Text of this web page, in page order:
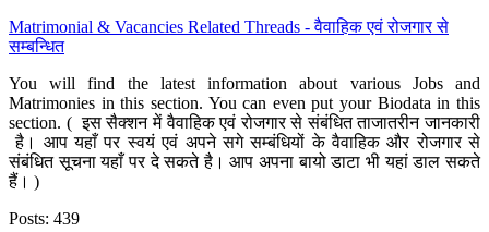
Matrimonial & Vacancies Related Threads - वैवाहिक एवं रोजगार से
सम्बन्धित
You will find the latest information about various Jobs and
Matrimonies in this section. You can even put your Biodata in this
section. ( इस सैक्शन में वैवाहिक एवं रोजगार से संबंधित ताजातरीन जानकारी
है। आप यहाँ पर स्वयं एवं अपने सगे सम्बंधियों के वैवाहिक और रोजगार से
संबंधित सूचना यहाँ पर दे सकते है। आप अपना बायो डाटा भी यहां डाल सकते
हैं। )
Posts: 439